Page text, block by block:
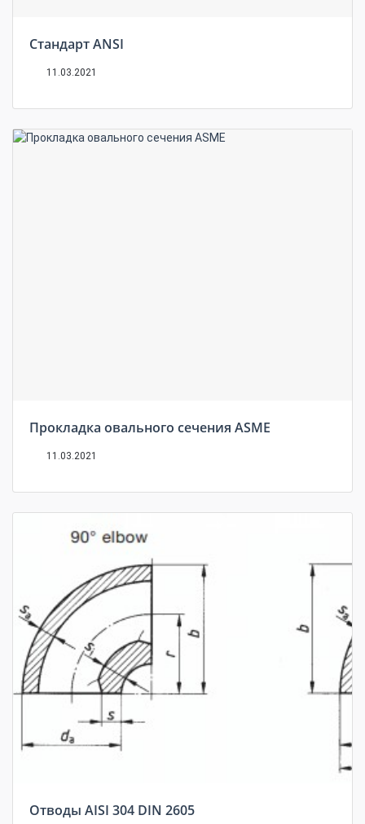
Стандарт ANSI
11.03.2021
Прокладка овального сечения ASME
11.03.2021
Отводы AISI 304 DIN 2605